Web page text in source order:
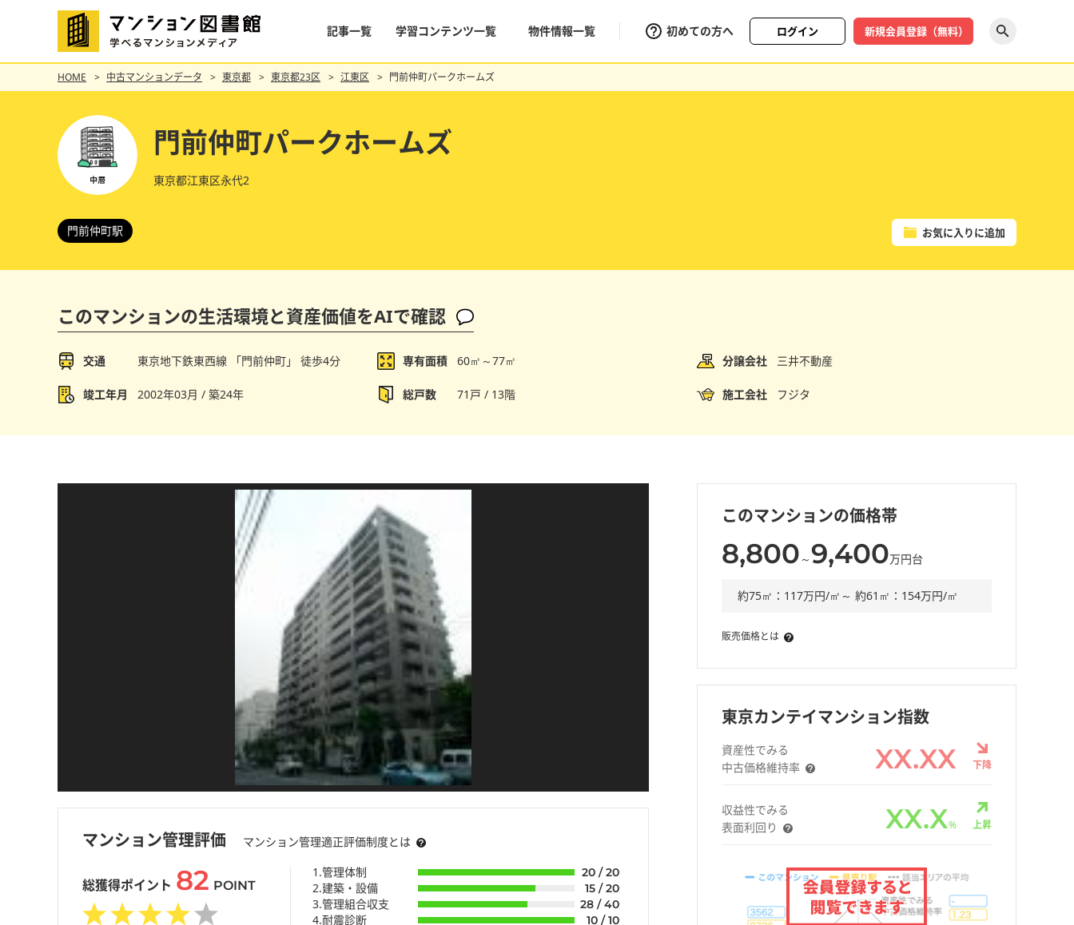
記事一覧 学習コンテンツ一覧 物件情報一覧 初めての方へ ログイン 新規会員登録（無料）
HOME 中古マンションデータ 東京都 東京都23区 江東区 門前仲町パークホームズ
門前仲町パークホームズ
東京都江東区永代2
門前仲町駅 お気に入りに追加
このマンションの生活環境と資産価値をAIで確認
交通 東京地下鉄東西線 「門前仲町」 徒歩4分 専有面積 60㎡～77㎡ 分譲会社 三井不動産
竣工年月 2002年03月 / 築24年 総戸数 71戸 / 13階 施工会社 フジタ
このマンションの価格帯
8,800 ～9,400万円台
約75㎡：117万円/㎡～ 約61㎡：154万円/㎡
販売価格とは
東京カンテイマンション指数
資産性でみる
中古価格維持率
XX.XX 下降
収益性でみる
表面利回り
XX.X% 上昇
マンション管理評価 マンション管理適正評価制度とは
総獲得ポイント 82 POINT
1.管理体制 20 / 20
2.建築・設備 15 / 20
3.管理組合収支 28 / 40
4.耐震診断 10 / 10